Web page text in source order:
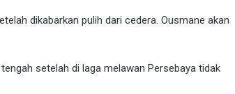
dikabarkan pulih dari cedera. Ousmane akan
setelah di laga melawan Persebaya tidak